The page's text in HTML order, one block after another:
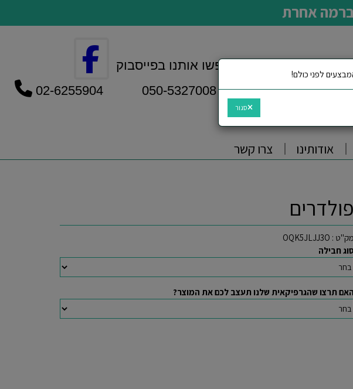
חפשו אותנו בפייסבוק
050-5327008 02-6255904
אודותינו צרו קשר
פולדרים
מק"ט : OQK5JLJJ3O
סוג חבילה
האם תרצו שהגרפיקאית שלנו תעצב לכם את המוצר?
לפני כולם!
סגור